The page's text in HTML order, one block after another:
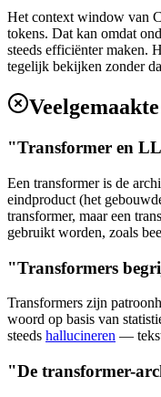
Het context window van
tokens. Dat kan omdat
steeds efficiënter maken.
tegelijk bekijken zonder
"Transformer en
Een transformer is de
eindproduct (het
transformer, maar een
gebruikt worden, zoals
"Transformers
Transformers zijn
woord op basis van
steeds hallucineren —
"De transformer-